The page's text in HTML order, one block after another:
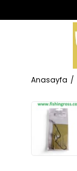
Anasayfa